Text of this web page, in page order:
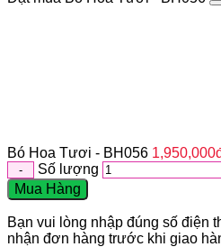
Bó Hoa Tươi - BH056 1,950,000
Số lượng
Mua Hàng
Bạn vui lòng nhập đúng số điện
nhận đơn hàng trước khi giao